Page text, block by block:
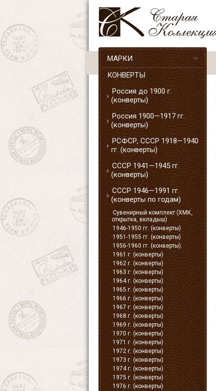
МАРКИ
КОНВЕРТЫ
Россия до 1900 г.
(конверты)
Россия 1900—1917 гг.
(конверты)
РСФСР, СССР 1918—1940
гг. (конверты)
СССР 1941—1945 гг.
(конверты)
СССР 1946—1991 гг.
(конверты по годам)
Сувенирный комплект (ХМК,
открытка, вкладыш)
1946-1950 гг. (конверты)
1951-1955 гг. (конверты)
1956-1960 гг. (конверты).
1961 г. (конверты)
1962 г. (конверты)
1963 г. (конверты)
1964 г. (конверты)
1965 г. (конверты)
1966 г. (конверты)
1967 г. (конверты)
1968 г. (конверты)
1969 г. (конверты)
1970 г. (конверты)
1971 г. (конверты)
1972 г. (конверты)
1973 г. (конверты)
1974 г. (конверты)
1975 г. (конверты)
1976 г. (конверты)